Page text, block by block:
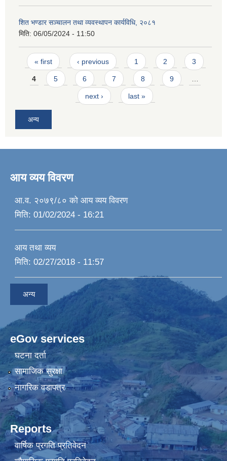
शित भण्डार सञ्चालन तथा व्यवस्थापन कार्यविधि, २०८१
मिति: 06/05/2024 - 11:50
Pages
« first ‹ previous 1 2 3
4 5 6 7 8 9
next › last »
अन्य
आय व्यय विवरण
आ.व. २०७९/८० को आय व्यय विवरण
मिति: 01/02/2024 - 16:21
आय तथा व्यय
मिति: 02/27/2018 - 11:57
अन्य
eGov services
घटना दर्ता
सामाजिक सुरक्षा
नागरिक वडापत्र
Reports
वार्षिक प्रगति प्रतिवेदन